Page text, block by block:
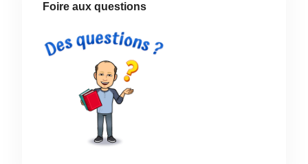
Foire aux questions